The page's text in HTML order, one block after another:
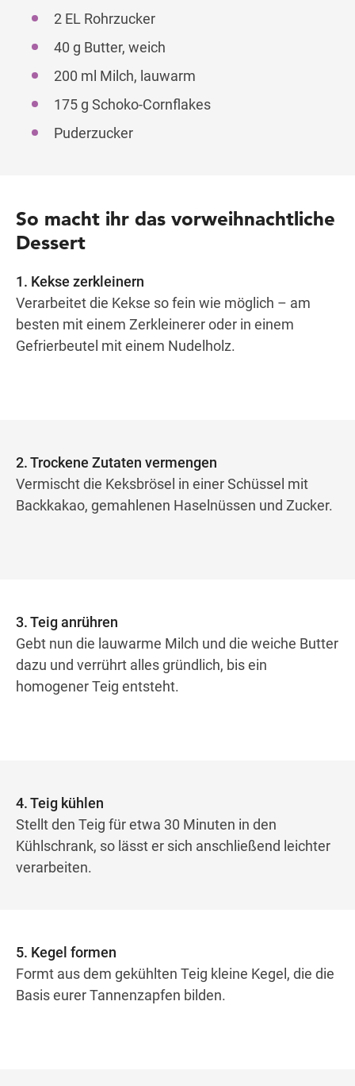
2 EL Rohrzucker
40 g Butter, weich
200 ml Milch, lauwarm
175 g Schoko-Cornflakes
Puderzucker
So macht ihr das vorweihnachtliche
Dessert
1. Kekse zerkleinern
Verarbeitet die Kekse so fein wie möglich – am
besten mit einem Zerkleinerer oder in einem
Gefrierbeutel mit einem Nudelholz.
2. Trockene Zutaten vermengen
Vermischt die Keksbrösel in einer Schüssel mit
Backkakao, gemahlenen Haselnüssen und Zucker.
3. Teig anrühren
Gebt nun die lauwarme Milch und die weiche Butter
dazu und verrührt alles gründlich, bis ein
homogener Teig entsteht.
4. Teig kühlen
Stellt den Teig für etwa 30 Minuten in den
Kühlschrank, so lässt er sich anschließend leichter
verarbeiten.
5. Kegel formen
Formt aus dem gekühlten Teig kleine Kegel, die die
Basis eurer Tannenzapfen bilden.